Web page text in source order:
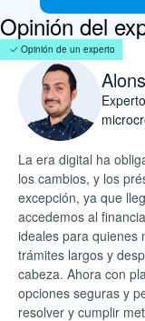
Opinión del
Opinión de un experto
La era digital ha
los cambios, y los
excepción, ya que
accedemos al
ideales para quienes
trámites largos y
cabeza. Ahora con
opciones seguras y
resolver y cumplir